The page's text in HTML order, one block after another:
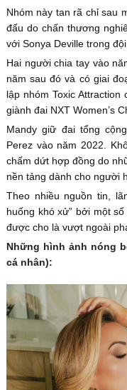
Nhóm này tan rã chỉ sau
đấu do chấn thương
với Sonya Deville trong
Hai người chia tay vào
năm sau đó và có giai
lập nhóm Toxic
giành đai NXT Women’s
Mandy giữ đai tổng
Perez vào năm 2022.
chấm dứt hợp đồng do
nền tảng dành cho người
Theo nhiều nguồn tin,
huống khó xử” bởi một
được cho là vượt ngoài
Những hình ảnh nóng
cá nhân):